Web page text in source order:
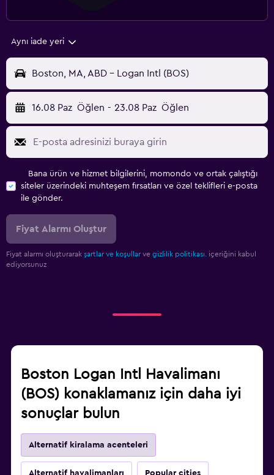
Aynı iade yeri
Boston, MA, ABD - Logan Intl (BOS)
16.08 Paz Öğlen - 23.08 Paz Öğlen
Bana ürün ve hizmet bilgilerini, momondo ve ortak çalıştığı
siteler üzerindeki muhteşem fırsatları ve özel teklifleri e-posta
ile gönder.
Fiyat Alarmı Oluştur
Fiyat alarmı oluşturarak şartlar ve koşullar ve gizlilik politikası. içeriğini kabul
ediyorsunuz
Boston Logan Intl Havalimanı
(BOS) konaklamanız için daha iyi
sonuçlar bulun
Alternatif kiralama acenteleri